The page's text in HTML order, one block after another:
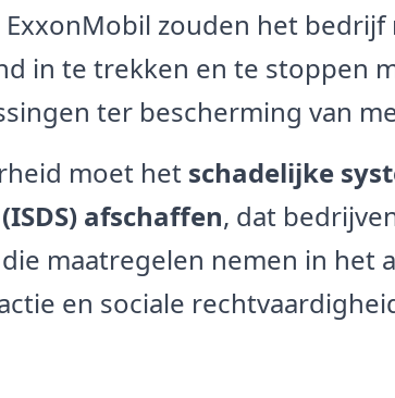
zouden het
in te trekken en te stoppen
ter bescherming van
moet het schadelijke
afschaffen, dat
maatregelen nemen in het
en sociale